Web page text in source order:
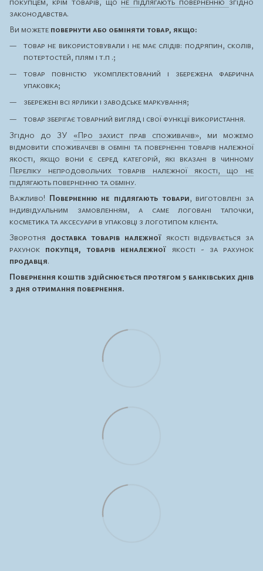
законодавства.
Ви можете повернути або обміняти товар, якщо:
товар не використовували і не має слідів: подряпин, сколів,
потертостей, плям і т.п .;
товар повністю укомплектований і збережена фабрична
упаковка;
збережені всі ярлики і заводське маркування;
товар зберігає товарний вигляд і свої функції використання.
Згідно до ЗУ «Про захист прав споживачів», ми можемо
відмовити споживачеві в обміні та поверненні товарів належної
якості, якщо вони є серед категорій, які вказані в чинному
Переліку непродовольчих товарів належної якості, що не
підлягають поверненню та обміну.
Важливо! Поверненню не підлягають товари, виготовлені за
індивідуальним замовленням, а саме логовані тапочки,
косметика та аксесуари в упаковці з логотипом клієнта.
Зворотня доставка товарів належної якості відбувається за
рахунок покупця, товарів неналежної якості - за рахунок
продавця.
Повернення коштів здійснюється протягом 5 банківських днів
з дня отримання повернення.